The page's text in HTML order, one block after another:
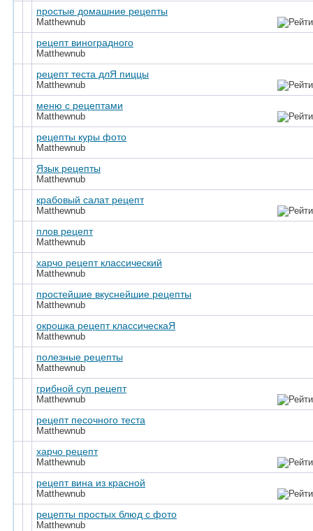
простые домашние рецепты
Matthewnub
рецепт виноградного
Matthewnub
рецепт теста длЯ пиццы
Matthewnub
меню с рецептами
Matthewnub
рецепты куры фото
Matthewnub
Язык рецепты
Matthewnub
крабовый салат рецепт
Matthewnub
плов рецепт
Matthewnub
харчо рецепт классический
Matthewnub
простейшие вкуснейшие рецепты
Matthewnub
окрошка рецепт классическаЯ
Matthewnub
полезные рецепты
Matthewnub
грибной суп рецепт
Matthewnub
рецепт песочного теста
Matthewnub
харчо рецепт
Matthewnub
рецепт вина из красной
Matthewnub
рецепты простых блюд с фото
Matthewnub